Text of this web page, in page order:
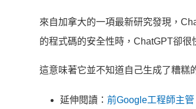
來自加拿大的一項最新研究發現，
的程式碼的安全性時，ChatGPT卻
這意味著它並不知道自己生成了糟糕
延伸閱讀： 前Google工程師主